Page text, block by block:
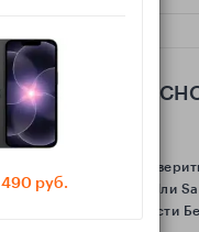
САМОЕ
Как
IPhone Или
Активности
490 руб.